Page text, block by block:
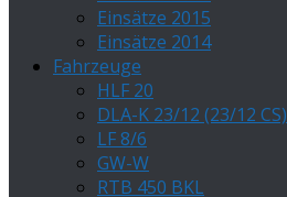
Einsätze 2015
Einsätze 2014
Fahrzeuge
HLF 20
DLA-K 23/12 (23/12 CS)
LF 8/6
GW-W
RTB 450 BKL